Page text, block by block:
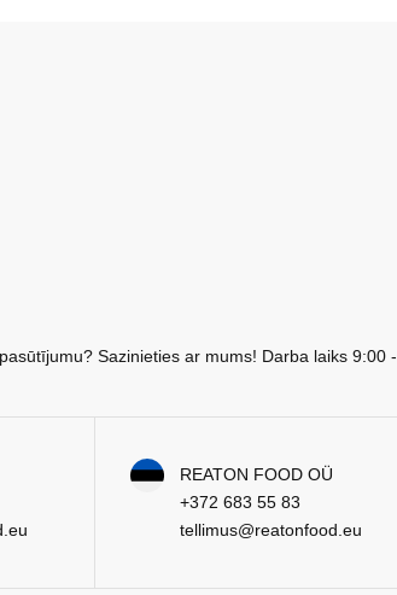
Sazinieties ar mums! Darba laiks 9:00
REATON FOOD OÜ
+372 683 55 83
tellimus@reatonfood.eu